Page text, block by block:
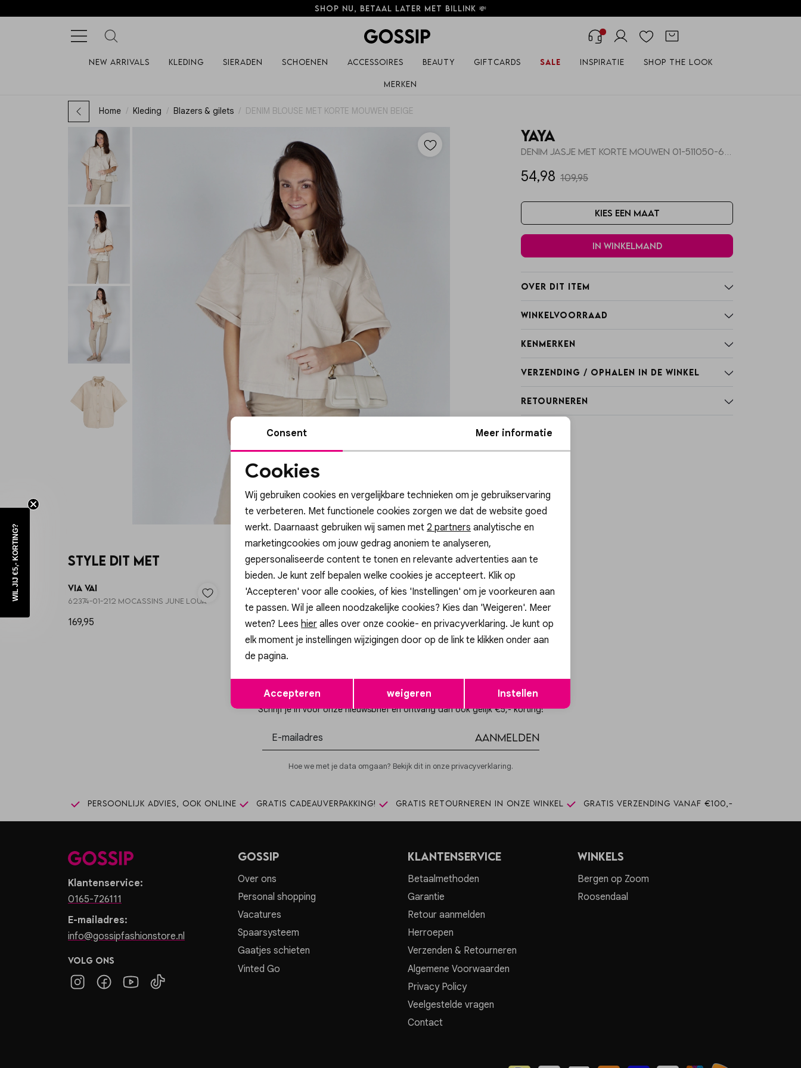
Elke week nieuwe items! 💗
New arrivals Kleding Sieraden Schoenen Accessoires Beauty Giftcards Sale Inspiratie Shop the look
Merken
Home Kleding Blazers & gilets DENIM BLOUSE MET KORTE MOUWEN BEIGE
Sale
YAYA
54,98 109,95
Kies een maat
In winkelmand
Over dit item
Winkelvoorraad
Kenmerken
Verzending / Ophalen in de winkel
Retourneren
Style dit met
Via Vai
62374-01-212 MOCASSINS JUNE LOUA
169,95
Sale
YAYA
Barrel jeans met naaddetails 01-311128-603
49,98 99,95
Altijd als eerste op de hoogte zijn?
Schrijf je in voor onze nieuwsbrief en ontvang dan ook gelijk €5,- korting!
Aanmelden
Hoe we met je data omgaan? Bekijk dit in onze privacyverklaring.
Persoonlijk advies, ook online Gratis cadeauverpakking! Gratis retourneren in onze winkel Gratis verzending vanaf €100,-
Klantenservice:
0165-726111
E-mailadres:
info@gossipfashionstore.nl
Volg ons
Gossip
Over ons
Personal shopping
Vacatures
Spaarsysteem
Gaatjes schieten
Vinted Go
Klantenservice
Betaalmethoden
Garantie
Retour aanmelden
Herroepen
Verzenden & Retourneren
Algemene Voorwaarden
Privacy Policy
Veelgestelde vragen
Contact
Winkels
Bergen op Zoom
Roosendaal
Noodzakelijke
cookies
Analytische cookies Marketing cookies
Opslaan
Consent Meer informatie
Cookies
Wij gebruiken cookies en vergelijkbare technieken om je gebruikservaring
te verbeteren. Met functionele cookies zorgen we dat de website goed
werkt. Daarnaast gebruiken wij samen met 2 partners analytische en
marketingcookies om jouw gedrag anoniem te analyseren,
gepersonaliseerde content te tonen en relevante advertenties aan te
bieden. Je kunt zelf bepalen welke cookies je accepteert. Klik op
'Accepteren' voor alle cookies, of kies 'Instellingen' om je voorkeuren aan
te passen. Wil je alleen noodzakelijke cookies? Kies dan 'Weigeren'. Meer
weten? Lees hier alles over onze cookie- en privacyverklaring. Je kunt op
elk moment je instellingen wijzigingen door op de link te klikken onder aan
de pagina.
Accepteren weigeren Instellen
WIL JIJ €5,- KORTING?